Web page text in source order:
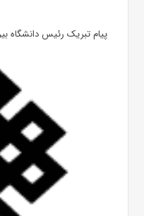
پیام تبریک رئیس دانشگاه